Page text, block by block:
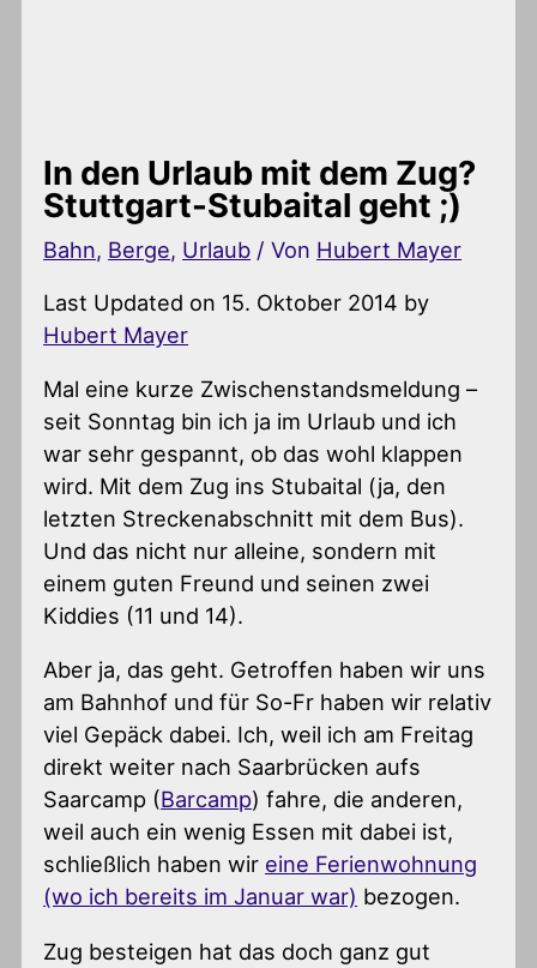
In den Urlaub mit dem Zug?
Stuttgart-Stubaital geht ;)
Bahn, Berge, Urlaub / Von Hubert Mayer
Last Updated on 15. Oktober 2014 by
Hubert Mayer
Mal eine kurze Zwischenstandsmeldung –
seit Sonntag bin ich ja im Urlaub und ich
war sehr gespannt, ob das wohl klappen
wird. Mit dem Zug ins Stubaital (ja, den
letzten Streckenabschnitt mit dem Bus).
Und das nicht nur alleine, sondern mit
einem guten Freund und seinen zwei
Kiddies (11 und 14).
Aber ja, das geht. Getroffen haben wir uns
am Bahnhof und für So-Fr haben wir relativ
viel Gepäck dabei. Ich, weil ich am Freitag
direkt weiter nach Saarbrücken aufs
Saarcamp (Barcamp) fahre, die anderen,
weil auch ein wenig Essen mit dabei ist,
schließlich haben wir eine Ferienwohnung
(wo ich bereits im Januar war) bezogen.
Zug besteigen hat das doch ganz gut